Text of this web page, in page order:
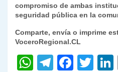
compromiso de ambas
seguridad pública en la
Comparte, envía o imprime
VoceroRegional.CL
W
T
F
T